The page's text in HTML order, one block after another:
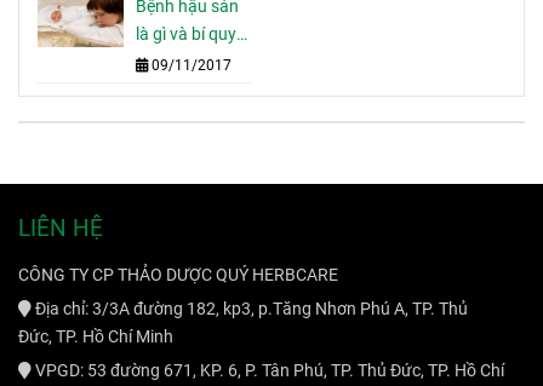
Bệnh hậu sản
là gì và bí quyết
phòng ngừa
09/11/2017
LIÊN HỆ
CÔNG TY CP THẢO DƯỢC QUÝ HERBCARE
Địa chỉ: 3/3A đường 182, kp3, p.Tăng Nhơn Phú A, TP. Thủ
Đức, TP. Hồ Chí Minh
VPGD: 53 đường 671, KP. 6, P. Tân Phú, TP. Thủ Đức, TP. Hồ Chí